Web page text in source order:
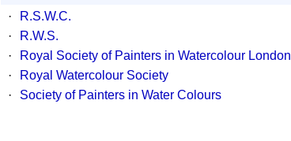
·
R.S.W.C.
·
R.W.S.
·
Royal Society of Painters in Watercolour London
·
Royal Watercolour Society
·
Society of Painters in Water Colours